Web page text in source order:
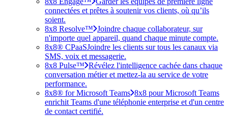
connectées et prêtes à soutenir vos clients, où qu’ils
soient.
8x8 Resolve™ Joindre chaque collaborateur, sur
n'importe quel appareil, quand chaque minute compte.
8x8® CPaaSJoindre les clients sur tous les canaux via
SMS, voix et messagerie.
8x8 Pulse™ Révélez l'intelligence cachée dans chaque
conversation métier et mettez-la au service de votre
performance.
8x8® for Microsoft Teams 8x8 pour Microsoft Teams
enrichit Teams d'une téléphonie enterprise et d'un centre
de contact certifié.